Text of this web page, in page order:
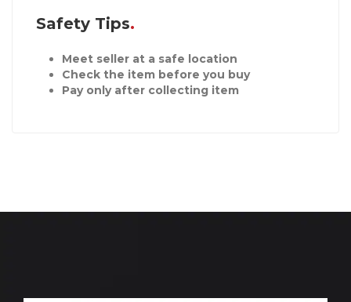
Safety Tips
Meet seller at a safe location
Check the item before you buy
Pay only after collecting item